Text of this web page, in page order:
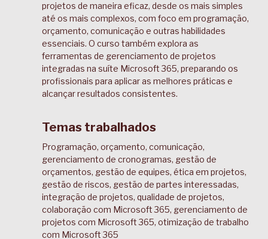
projetos de maneira eficaz, desde os mais simples
até os mais complexos, com foco em programação,
orçamento, comunicação e outras habilidades
essenciais. O curso também explora as
ferramentas de gerenciamento de projetos
integradas na suíte Microsoft 365, preparando os
profissionais para aplicar as melhores práticas e
alcançar resultados consistentes.
Temas trabalhados
Programação, orçamento, comunicação,
gerenciamento de cronogramas, gestão de
orçamentos, gestão de equipes, ética em projetos,
gestão de riscos, gestão de partes interessadas,
integração de projetos, qualidade de projetos,
colaboração com Microsoft 365, gerenciamento de
projetos com Microsoft 365, otimização de trabalho
com Microsoft 365